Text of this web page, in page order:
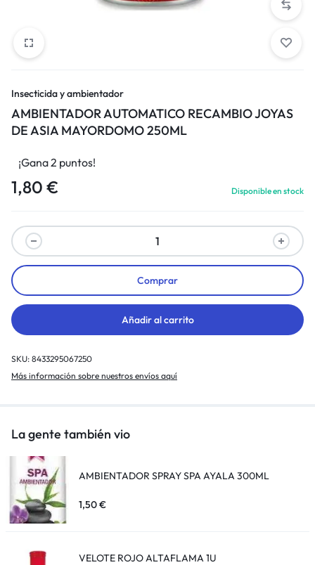
Insecticida y ambientador
AMBIENTADOR AUTOMATICO RECAMBIO JOYAS
DE ASIA MAYORDOMO 250ML
¡Gana 2 puntos!
1,80 € Disponible en stock
Añadir al carrito
Comprar
SKU: 8433295067250
Más información sobre nuestros envíos aquí
La gente también vio
AMBIENTADOR SPRAY SPA AYALA 300ML
1,50€
VELOTE ROJO ALTAFLAMA 1U